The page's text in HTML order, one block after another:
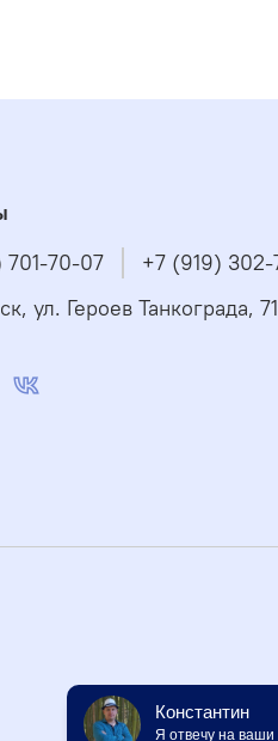
70-07
+7 (919)
ул. Героев Танкограда,
Константин
Я отвечу на